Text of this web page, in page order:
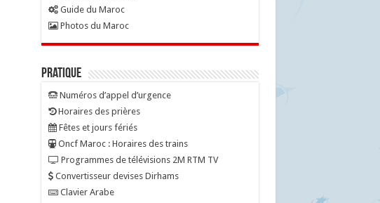
Guide du Maroc
Photos du Maroc
Pratique
Numéros d’appel d’urgence
Horaires des prières
Fêtes et jours fériés
Oncf Maroc : Horaires des trains
Programmes de télévisions 2M RTM TV
Convertisseur devises Dirhams
Clavier Arabe